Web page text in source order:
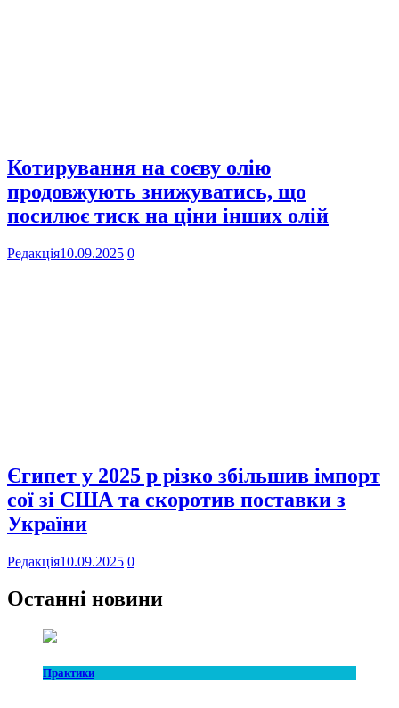
Котирування на соєву олію
продовжують знижуватись, що
посилює тиск на ціни інших олій
Редакція10.09.2025 0
Єгипет у 2025 р різко збільшив імпорт
сої зі США та скоротив поставки з
України
Редакція10.09.2025 0
Останні новини
Практики